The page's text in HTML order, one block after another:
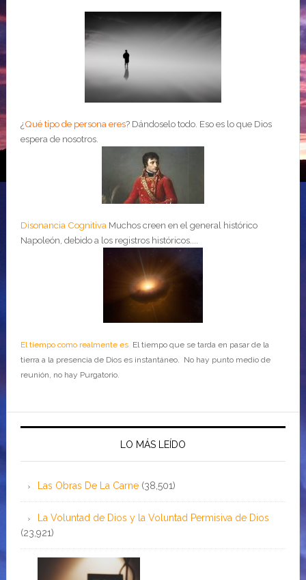
¿Qué tipo de persona eres? Dándoselo todo. Eso es lo que Dios
espera de nosotros.
Disonancia Cognitiva Muchos creen en el general histórico
Napoleón, debido a los registros históricos....
El tiempo como realmente esEl tiempo que se tarda en pasar de la
tierra a la presencia de Dios es instantáneo. No hay punto medio de
reunión, no hay Purgatorio.
LO MÁS LEÍDO
Las Obras De La Carne (38,501)
La Voluntad de Dios y la Voluntad Permisiva de Dios
(23,921)